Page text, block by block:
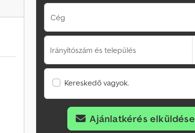
Cég
Irányítószám és település
Kereskedő vagyok.
Ajánlatkérés elküldése